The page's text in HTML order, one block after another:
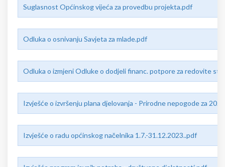
Suglasnost Općinskog vijeća za provedbu projekta.pdf
Odluka o osnivanju Savjeta za mlade.pdf
Odluka o izmjeni Odluke o dodjeli financ. potpore za redovite
Izvješće o izvršenju plana djelovanja - Prirodne nepogode za
Izvješće o radu općinskog načelnika 1.7.-31.12.2023..pdf